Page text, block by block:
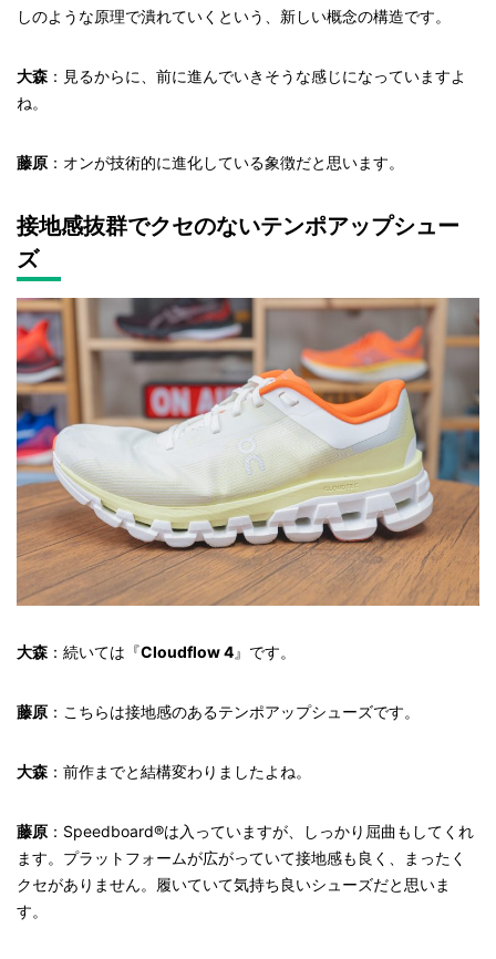
しのような原理で潰れていくという、新しい概念の構造です。
大森 ：見るからに、前に進んでいきそうな感じになっていますよ
ね。
藤原 ：オンが技術的に進化している象徴だと思います。
接地感抜群でクセのないテンポアップシュー
ズ
大森 ：続いては『Cloudflow 4』です。
藤原 ：こちらは接地感のあるテンポアップシューズです。
大森 ：前作までと結構変わりましたよね。
藤原 ：Speedboard®は入っていますが、しっかり屈曲もしてくれ
ます。プラットフォームが広がっていて接地感も良く、まったく
クセがありません。履いていて気持ち良いシューズだと思いま
す。